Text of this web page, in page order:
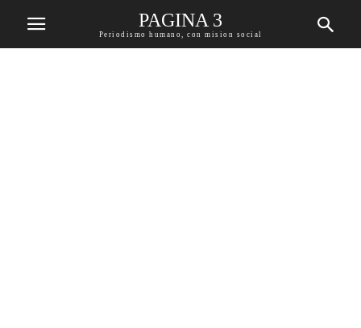
PAGINA 3
Periodismo humano, con mision social